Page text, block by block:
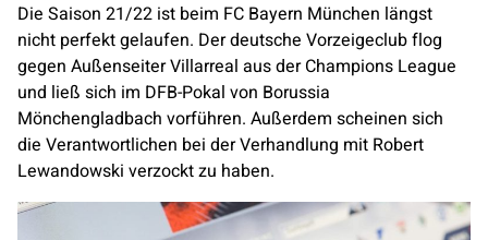
Die Saison 21/22 ist beim FC Bayern München längst
nicht perfekt gelaufen. Der deutsche Vorzeigeclub flog
gegen Außenseiter Villarreal aus der Champions League
und ließ sich im DFB-Pokal von Borussia
Mönchengladbach vorführen. Außerdem scheinen sich
die Verantwortlichen bei der Verhandlung mit Robert
Lewandowski verzockt zu haben.